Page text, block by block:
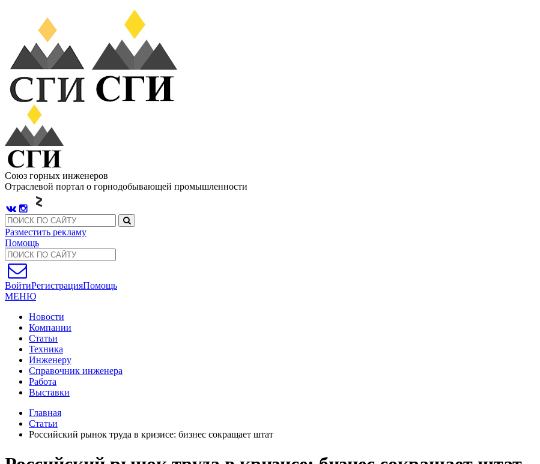
Союз горных инженеров
Отраслевой портал о горнодобывающей промышленности
Разместить рекламу
Помощь
ВойтиРегистрацияПомощь
МЕНЮ
Новости
Компании
Статьи
Техника
Инженеру
Справочник инженера
Работа
Выставки
Главная
Статьи
Российский рынок труда в кризисе: бизнес сокращает штат